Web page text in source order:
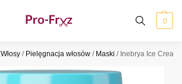
0
Włosy / Pielęgnacja włosów / Maski / Inebrya Ice